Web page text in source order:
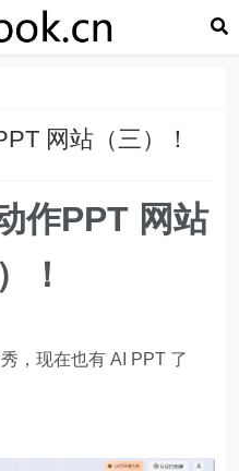
网站（三）！
作PPT 网站
！
，现在也有 AI PPT 了